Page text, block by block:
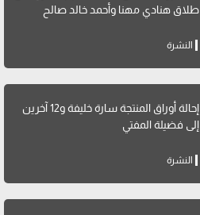
طلاق هنادي مهنا وأحمد خالد صالح
النشرة
إحالة أوراق المنتجة سارة خليفة و12 آخرين
إلى فضيلة المفتي
النشرة